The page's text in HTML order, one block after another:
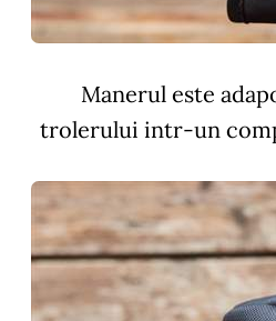
Manerul este
trolerului intr-un